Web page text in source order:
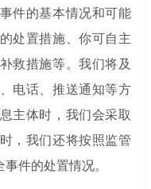
件的基本情况和可能
处置措施、你可自主
救措施等。我们将及
电话、推送通知等方
主体时，我们会采取
，我们还将按照监管
件的处置情况。